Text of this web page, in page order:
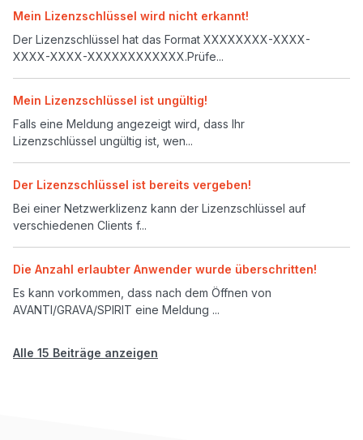
Mein Lizenzschlüssel wird nicht erkannt!
Der Lizenzschlüssel hat das Format XXXXXXXX-XXXX-
XXXX-XXXX-XXXXXXXXXXXX.Prüfe...
Mein Lizenzschlüssel ist ungültig!
Falls eine Meldung angezeigt wird, dass Ihr
Lizenzschlüssel ungültig ist, wen...
Der Lizenzschlüssel ist bereits vergeben!
Bei einer Netzwerklizenz kann der Lizenzschlüssel auf
verschiedenen Clients f...
Die Anzahl erlaubter Anwender wurde überschritten!
Es kann vorkommen, dass nach dem Öffnen von
AVANTI/GRAVA/SPIRIT eine Meldung ...
Alle 15 Beiträge anzeigen